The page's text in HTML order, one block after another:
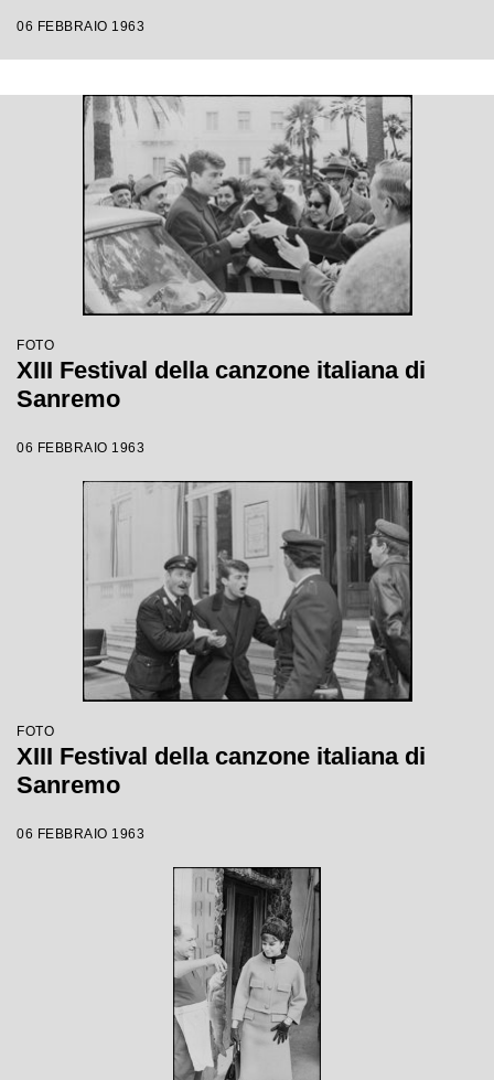
06 FEBBRAIO 1963
FOTO
XIII Festival della canzone italiana di
Sanremo
06 FEBBRAIO 1963
FOTO
XIII Festival della canzone italiana di
Sanremo
06 FEBBRAIO 1963